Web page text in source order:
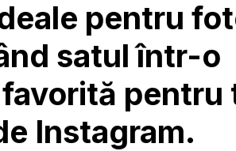
pentru
satul într-o
pentru
Instagram.